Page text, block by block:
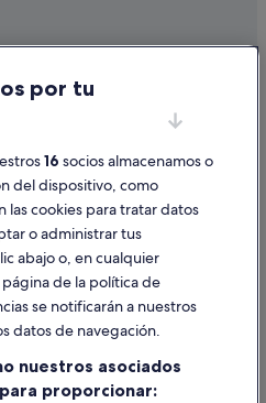
del Infierno
Arona
denunciar contenido
un alquiler vacacional
por tu
16 socios almacenamos o
del dispositivo, como
las cookies para tratar datos
o administrar tus
abajo o, en cualquier
de la política de
se notificarán a nuestros
datos de navegación.
nuestros asociados
proporcionar: